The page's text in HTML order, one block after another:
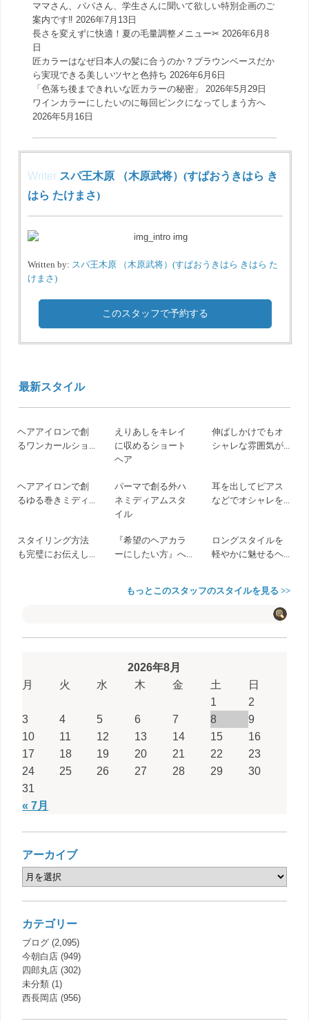
ママさん、パパさん、学生さんに聞いて欲しい特別企画のご
案内です‼️ 2026年7月13日
長さを変えずに快適！夏の毛量調整メニュー✂︎ 2026年6月8
日
匠カラーはなぜ日本人の髪に合うのか？ブラウンベースだか
ら実現できる美しいツヤと色持ち 2026年6月6日
「色落ち後まできれいな匠カラーの秘密」
2026年5月29日
ワインカラーにしたいのに毎回ピンクになってしまう方へ
2026年5月16日
Writer スパ王木原 （木原武将）(すぱおうきはら き
はら たけまさ)
Written by: スパ王木原 （木原武将）(すぱおうきはら きはら た
けまさ)
このスタッフで予約する
最新スタイル
ヘアアイロンで創
るワンカールショ...
えりあしをキレイ
に収めるショート
ヘア
伸ばしかけでもオ
シャレな雰囲気が...
ヘアアイロンで創
るゆる巻きミディ...
パーマで創る外ハ
ネミディアムスタ
イル
耳を出してピアス
などでオシャレを...
スタイリング方法
も完璧にお伝えし...
『希望のヘアカラ
ーにしたい方』へ...
ロングスタイルを
軽やかに魅せるヘ...
もっとこのスタッフのスタイルを見る >>
2026年8月
月
火 水 木 金 土 日
« 7月
1
2
3
4 5 6 7 8
9
10
11 12 13 14 15
16
17
18 19 20 21 22
23
24
25 26 27 28 29
30
31
アーカイブ
カテゴリー
ブログ (2,095)
今朝白店 (949)
四郎丸店 (302)
未分類 (1)
西長岡店 (956)